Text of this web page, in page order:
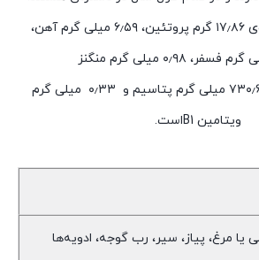
یکصد گرم عدس حاوی ۱۷٫۸۶ گرم پروتئین، ۶٫۵۹ میلی گرم آهن،
، ۱۵٫۶۴ گرم فیبر، ۷۳۰٫۶۲ میلی گرم پتاسیم و ۰٫۳۳ میلی گرم
ویتامین B1است.
مرغ، پیاز، سیر، رب گوجه، ادویه‌ها